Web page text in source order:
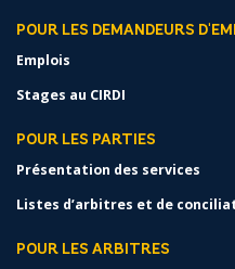
POUR LES DEMANDEURS
Emplois
Stages au CIRDI
POUR LES PARTIES
Présentation des services
Listes d’arbitres et de
POUR LES ARBITRES